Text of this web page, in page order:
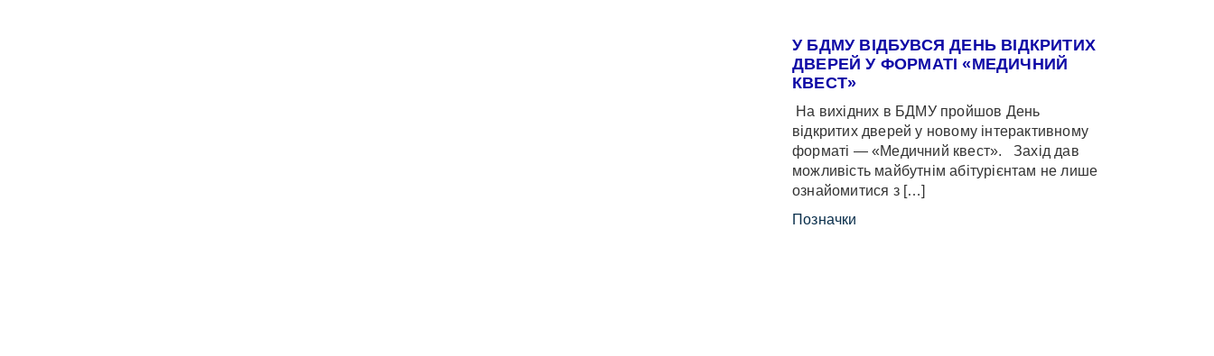
У БДМУ ВІДБУВСЯ ДЕНЬ ВІДКРИТИХ
ДВЕРЕЙ У ФОРМАТІ «МЕДИЧНИЙ
КВЕСТ»
На вихідних в БДМУ пройшов День
відкритих дверей у новому інтерактивному
форматі — «Медичний квест». Захід дав
можливість майбутнім абітурієнтам не лише
ознайомитися з […]
Позначки